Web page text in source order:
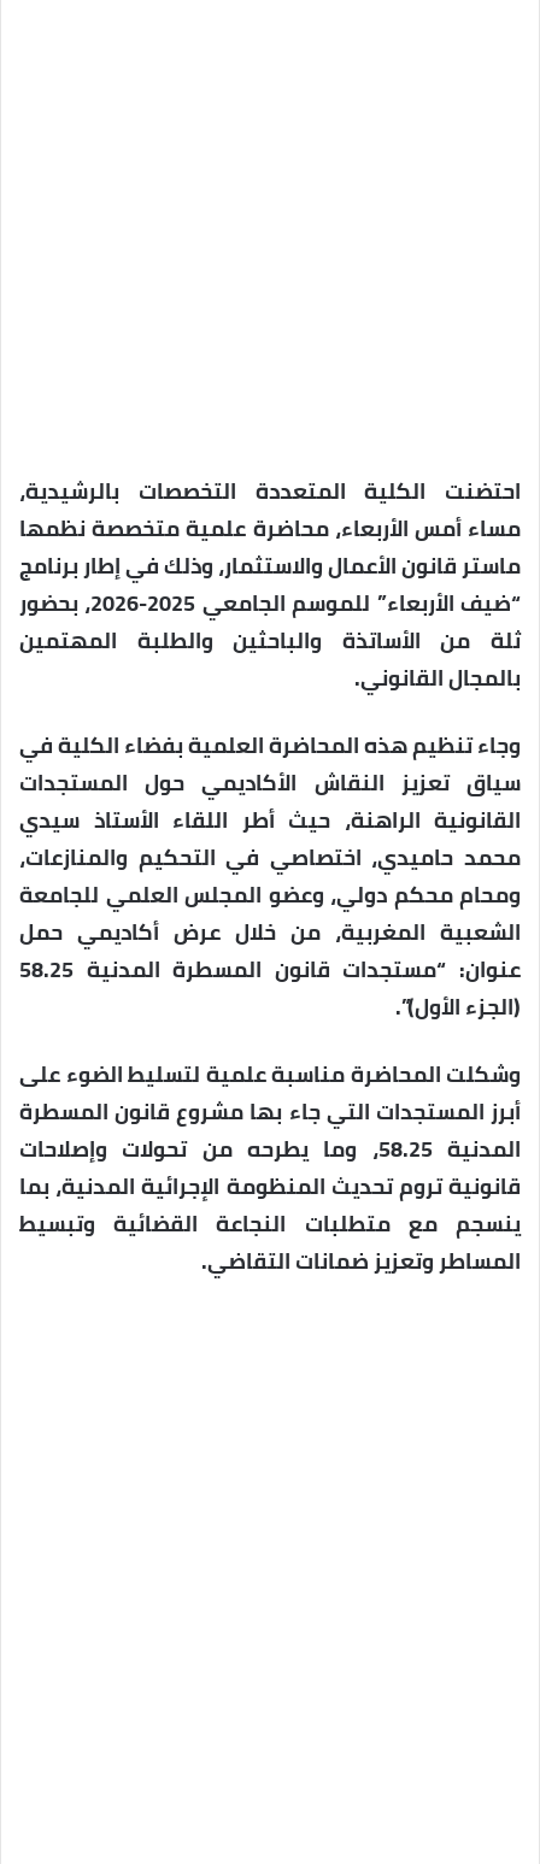
احتضنت الكلية المتعددة التخصصات بالرشيدية،
مساء أمس الأربعاء، محاضرة علمية متخصصة نظمها
ماستر قانون الأعمال والاستثمار، وذلك في إطار برنامج
“ضيف الأربعاء” للموسم الجامعي 2025-2026، بحضور
ثلة من الأساتذة والباحثين والطلبة المهتمين
بالمجال القانوني.
وجاء تنظيم هذه المحاضرة العلمية بفضاء الكلية في
سياق تعزيز النقاش الأكاديمي حول المستجدات
القانونية الراهنة، حيث أطر اللقاء الأستاذ سيدي
محمد حاميدي، اختصاصي في التحكيم والمنازعات،
ومحام محكم دولي، وعضو المجلس العلمي للجامعة
الشعبية المغربية، من خلال عرض أكاديمي حمل
عنوان: “مستجدات قانون المسطرة المدنية 58.25
(الجزء الأول)”.
وشكلت المحاضرة مناسبة علمية لتسليط الضوء على
أبرز المستجدات التي جاء بها مشروع قانون المسطرة
المدنية 58.25، وما يطرحه من تحولات وإصلاحات
قانونية تروم تحديث المنظومة الإجرائية المدنية، بما
ينسجم مع متطلبات النجاعة القضائية وتبسيط
المساطر وتعزيز ضمانات التقاضي.